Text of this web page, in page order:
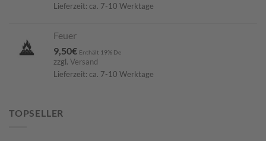
Lieferzeit: ca. 7-10 Werktage
Feuer
9,50€ Enthält 19% De
zzgl. Versand
Lieferzeit: ca. 7-10 Werktage
TOPSELLER